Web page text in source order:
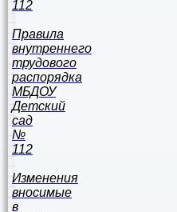
112
Правила
внутреннего
трудового
распорядка
МБДОУ
Детский
сад
№
112
Изменения
вносимые
в